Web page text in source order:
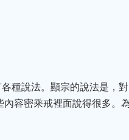
種說法。顯宗的說法是，對
容密乘戒裡面說得很多。